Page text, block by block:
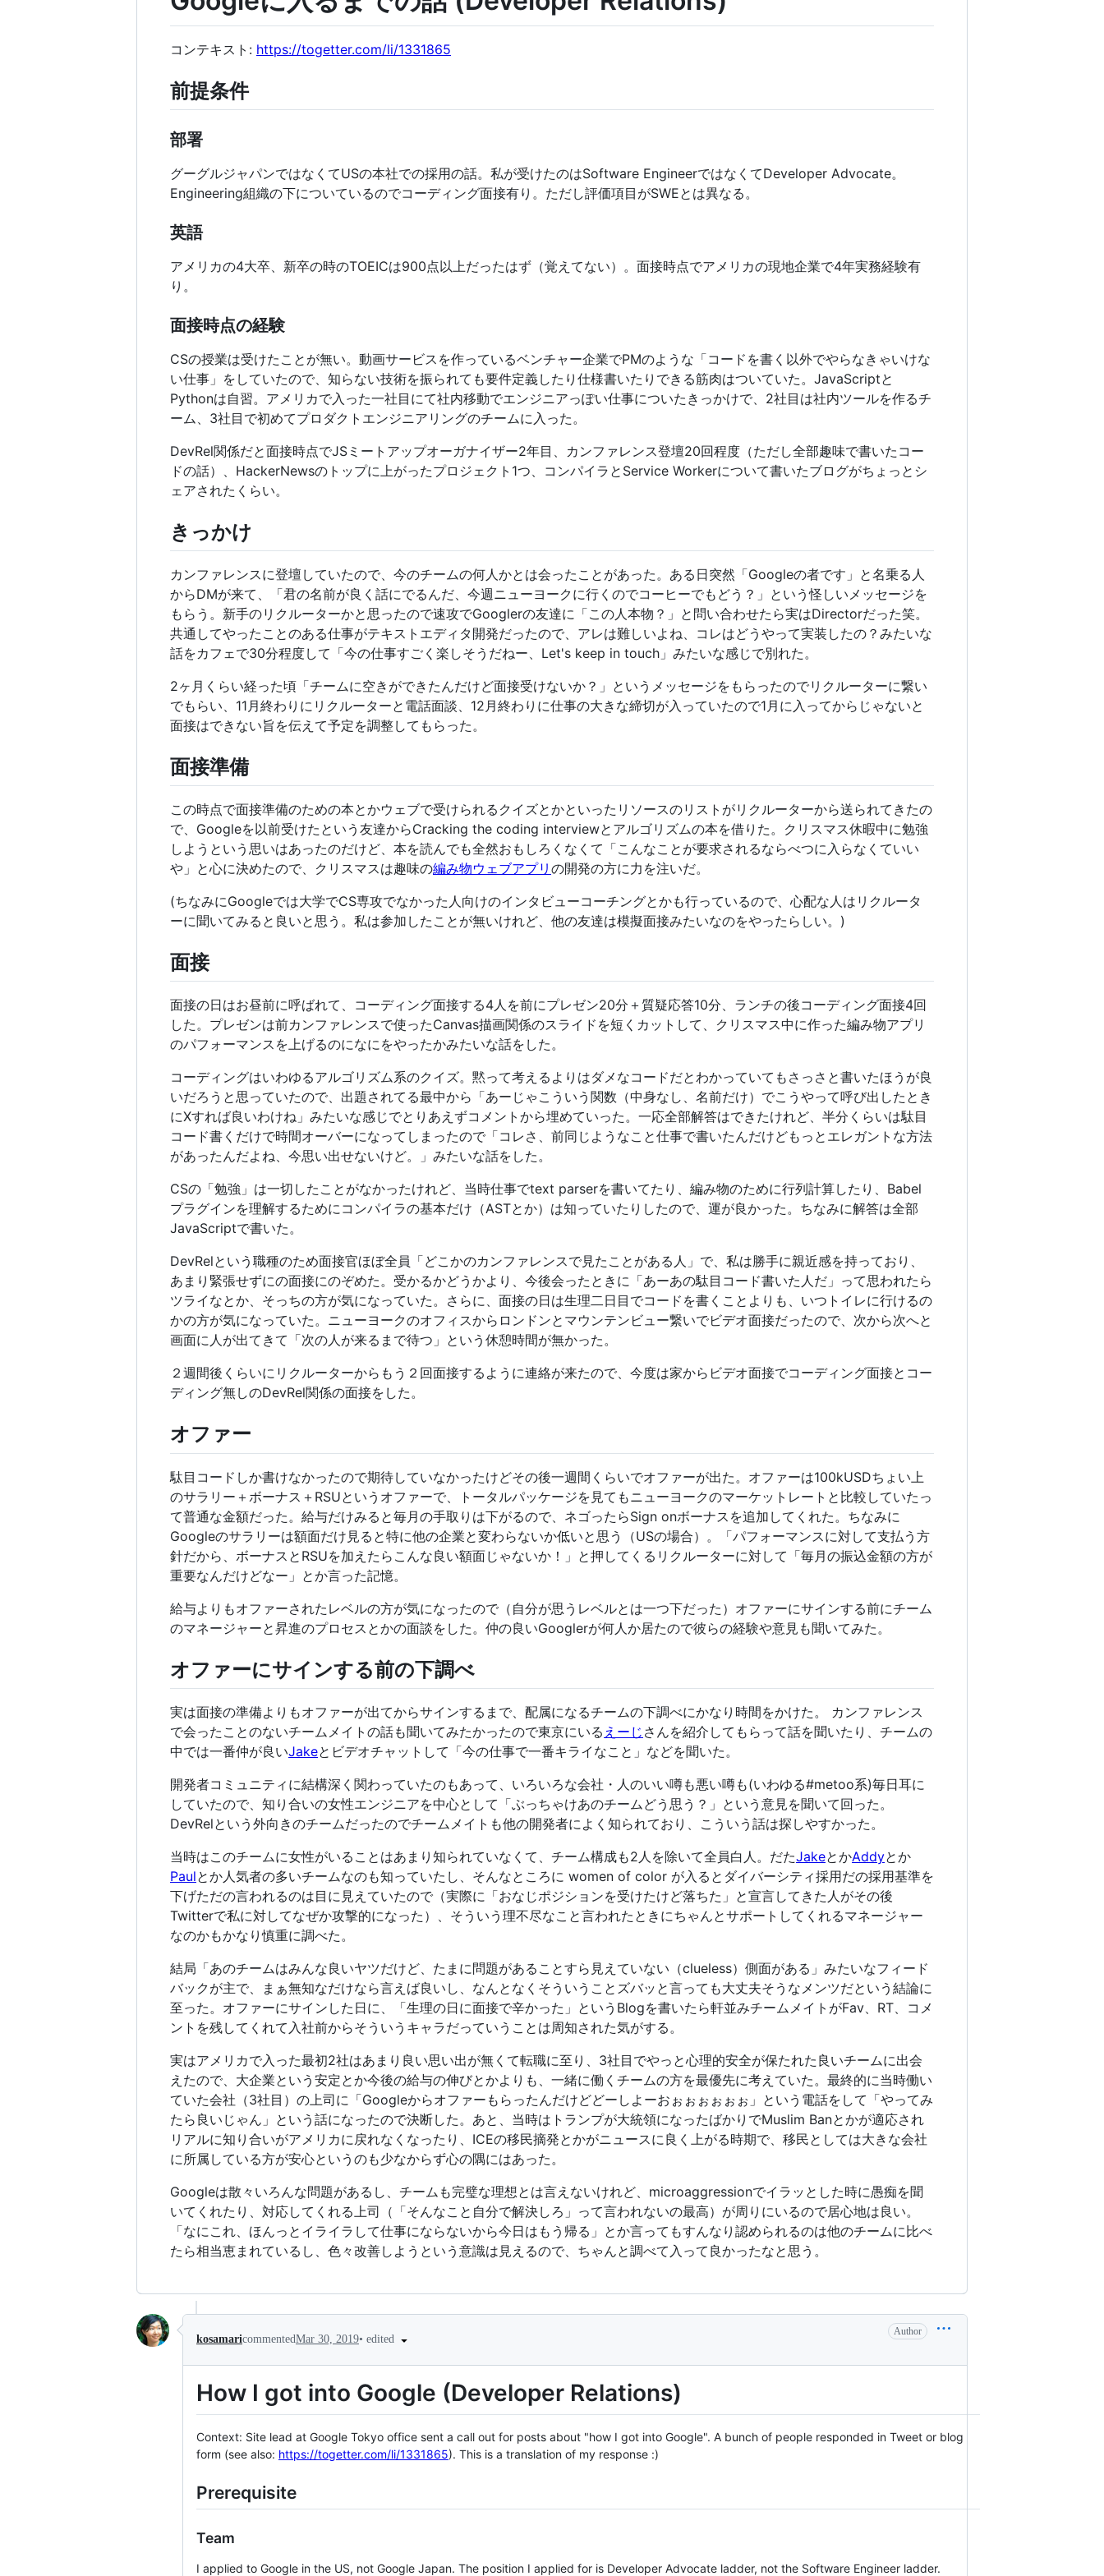
コンテキスト: https://togetter.com/li/1331865
前提条件
部署
グーグルジャパンではなくてUSの本社での採用の話。私が受けたのはSoftware EngineerではなくてDeveloper Advocate。
Engineering組織の下についているのでコーディング面接有り。ただし評価項目がSWEとは異なる。
英語
アメリカの4大卒、新卒の時のTOEICは900点以上だったはず（覚えてない）。面接時点でアメリカの現地企業で4年実務経験有
り。
面接時点の経験
CSの授業は受けたことが無い。動画サービスを作っているベンチャー企業でPMのような「コードを書く以外でやらなきゃいけな
い仕事」をしていたので、知らない技術を振られても要件定義したり仕様書いたりできる筋肉はついていた。JavaScriptと
Pythonは自習。アメリカで入った一社目にて社内移動でエンジニアっぽい仕事についたきっかけで、2社目は社内ツールを作るチ
ーム、3社目で初めてプロダクトエンジニアリングのチームに入った。
DevRel関係だと面接時点でJSミートアップオーガナイザー2年目、カンファレンス登壇20回程度（ただし全部趣味で書いたコー
ドの話）、HackerNewsのトップに上がったプロジェクト1つ、コンパイラとService Workerについて書いたブログがちょっとシ
ェアされたくらい。
きっかけ
カンファレンスに登壇していたので、今のチームの何人かとは会ったことがあった。ある日突然「Googleの者です」と名乗る人
からDMが来て、「君の名前が良く話にでるんだ、今週ニューヨークに行くのでコーヒーでもどう？」という怪しいメッセージを
もらう。新手のリクルーターかと思ったので速攻でGooglerの友達に「この人本物？」と問い合わせたら実はDirectorだった笑。
共通してやったことのある仕事がテキストエディタ開発だったので、アレは難しいよね、コレはどうやって実装したの？みたいな
話をカフェで30分程度して「今の仕事すごく楽しそうだねー、Let's keep in touch」みたいな感じで別れた。
2ヶ月くらい経った頃「チームに空きができたんだけど面接受けないか？」というメッセージをもらったのでリクルーターに繋い
でもらい、11月終わりにリクルーターと電話面談、12月終わりに仕事の大きな締切が入っていたので1月に入ってからじゃないと
面接はできない旨を伝えて予定を調整してもらった。
面接準備
この時点で面接準備のための本とかウェブで受けられるクイズとかといったリソースのリストがリクルーターから送られてきたの
で、Googleを以前受けたという友達からCracking the coding interviewとアルゴリズムの本を借りた。クリスマス休暇中に勉強
しようという思いはあったのだけど、本を読んでも全然おもしろくなくて「こんなことが要求されるならべつに入らなくていい
や」と心に決めたので、クリスマスは趣味の編み物ウェブアプリ の開発の方に力を注いだ。
(ちなみにGoogleでは大学でCS専攻でなかった人向けのインタビューコーチングとかも行っているので、心配な人はリクルータ
ーに聞いてみると良いと思う。私は参加したことが無いけれど、他の友達は模擬面接みたいなのをやったらしい。)
面接
面接の日はお昼前に呼ばれて、コーディング面接する4人を前にプレゼン20分＋質疑応答10分、ランチの後コーディング面接4回
した。プレゼンは前カンファレンスで使ったCanvas描画関係のスライドを短くカットして、クリスマス中に作った編み物アプリ
のパフォーマンスを上げるのになにをやったかみたいな話をした。
コーディングはいわゆるアルゴリズム系のクイズ。黙って考えるよりはダメなコードだとわかっていてもさっさと書いたほうが良
いだろうと思っていたので、出題されてる最中から「あーじゃこういう関数（中身なし、名前だけ）でこうやって呼び出したとき
にXすれば良いわけね」みたいな感じでとりあえずコメントから埋めていった。一応全部解答はできたけれど、半分くらいは駄目
コード書くだけで時間オーバーになってしまったので「コレさ、前同じようなこと仕事で書いたんだけどもっとエレガントな方法
があったんだよね、今思い出せないけど。」みたいな話をした。
CSの「勉強」は一切したことがなかったけれど、当時仕事でtext parserを書いてたり、編み物のために行列計算したり、Babel
プラグインを理解するためにコンパイラの基本だけ（ASTとか）は知っていたりしたので、運が良かった。ちなみに解答は全部
JavaScriptで書いた。
DevRelという職種のため面接官ほぼ全員「どこかのカンファレンスで見たことがある人」で、私は勝手に親近感を持っており、
あまり緊張せずにの面接にのぞめた。受かるかどうかより、今後会ったときに「あーあの駄目コード書いた人だ」って思われたら
ツライなとか、そっちの方が気になっていた。さらに、面接の日は生理二日目でコードを書くことよりも、いつトイレに行けるの
かの方が気になっていた。ニューヨークのオフィスからロンドンとマウンテンビュー繋いでビデオ面接だったので、次から次へと
画面に人が出てきて「次の人が来るまで待つ」という休憩時間が無かった。
２週間後くらいにリクルーターからもう２回面接するように連絡が来たので、今度は家からビデオ面接でコーディング面接とコー
ディング無しのDevRel関係の面接をした。
オファー
駄目コードしか書けなかったので期待していなかったけどその後一週間くらいでオファーが出た。オファーは100kUSDちょい上
のサラリー＋ボーナス＋RSUというオファーで、トータルパッケージを見てもニューヨークのマーケットレートと比較していたっ
て普通な金額だった。給与だけみると毎月の手取りは下がるので、ネゴったらSign onボーナスを追加してくれた。ちなみに
Googleのサラリーは額面だけ見ると特に他の企業と変わらないか低いと思う（USの場合）。「パフォーマンスに対して支払う方
針だから、ボーナスとRSUを加えたらこんな良い額面じゃないか！」と押してくるリクルーターに対して「毎月の振込金額の方が
重要なんだけどなー」とか言った記憶。
給与よりもオファーされたレベルの方が気になったので（自分が思うレベルとは一つ下だった）オファーにサインする前にチーム
のマネージャーと昇進のプロセスとかの面談をした。仲の良いGooglerが何人か居たので彼らの経験や意見も聞いてみた。
オファーにサインする前の下調べ
実は面接の準備よりもオファーが出てからサインするまで、配属になるチームの下調べにかなり時間をかけた。 カンファレンス
で会ったことのないチームメイトの話も聞いてみたかったので東京にいる えーじ さんを紹介してもらって話を聞いたり、チームの
中では一番仲が良いJakeとビデオチャットして「今の仕事で一番キライなこと」などを聞いた。
開発者コミュニティに結構深く関わっていたのもあって、いろいろな会社・人のいい噂も悪い噂も(いわゆる#metoo系)毎日耳に
していたので、知り合いの女性エンジニアを中心として「ぶっちゃけあのチームどう思う？」という意見を聞いて回った。
DevRelという外向きのチームだったのでチームメイトも他の開発者によく知られており、こういう話は探しやすかった。
当時はこのチームに女性がいることはあまり知られていなくて、チーム構成も2人を除いて全員白人。だたJakeとかAddyとか
Paulとか人気者の多いチームなのも知っていたし、そんなところに women of color が入るとダイバーシティ採用だの採用基準を
下げただの言われるのは目に見えていたので（実際に「おなじポジションを受けたけど落ちた」と宣言してきた人がその後
Twitterで私に対してなぜか攻撃的になった）、そういう理不尽なこと言われたときにちゃんとサポートしてくれるマネージャー
なのかもかなり慎重に調べた。
結局「あのチームはみんな良いヤツだけど、たまに問題があることすら見えていない（clueless）側面がある」みたいなフィード
バックが主で、まぁ無知なだけなら言えば良いし、なんとなくそういうことズバッと言っても大丈夫そうなメンツだという結論に
至った。オファーにサインした日に、「生理の日に面接で辛かった」というBlogを書いたら軒並みチームメイトがFav、RT、コメ
ントを残してくれて入社前からそういうキャラだっていうことは周知された気がする。
実はアメリカで入った最初2社はあまり良い思い出が無くて転職に至り、3社目でやっと心理的安全が保たれた良いチームに出会
えたので、大企業という安定とか今後の給与の伸びとかよりも、一緒に働くチームの方を最優先に考えていた。最終的に当時働い
ていた会社（3社目）の上司に「Googleからオファーもらったんだけどどーしよーおぉぉぉぉぉぉ」という電話をして「やってみ
たら良いじゃん」という話になったので決断した。あと、当時はトランプが大統領になったばかりでMuslim Banとかが適応され
リアルに知り合いがアメリカに戻れなくなったり、ICEの移民摘発とかがニュースに良く上がる時期で、移民としては大きな会社
に所属している方が安心というのも少なからず心の隅にはあった。
Googleは散々いろんな問題があるし、チームも完璧な理想とは言えないけれど、microaggressionでイラッとした時に愚痴を聞
いてくれたり、対応してくれる上司（「そんなこと自分で解決しろ」って言われないの最高）が周りにいるので居心地は良い。
「なにこれ、ほんっとイライラして仕事にならないから今日はもう帰る」とか言ってもすんなり認められるのは他のチームに比べ
たら相当恵まれているし、色々改善しようという意識は見えるので、ちゃんと調べて入って良かったなと思う。
kosamaricommentedMar 30, 2019• edited
Author
How I got into Google (Developer Relations)
Context: Site lead at Google Tokyo office sent a call out for posts about "how I got into Google". A bunch of people responded in Tweet or blog
form (see also: https://togetter.com/li/1331865). This is a translation of my response :)
Prerequisite
Team
I applied to Google in the US, not Google Japan. The position I applied for is Developer Advocate ladder, not the Software Engineer ladder.